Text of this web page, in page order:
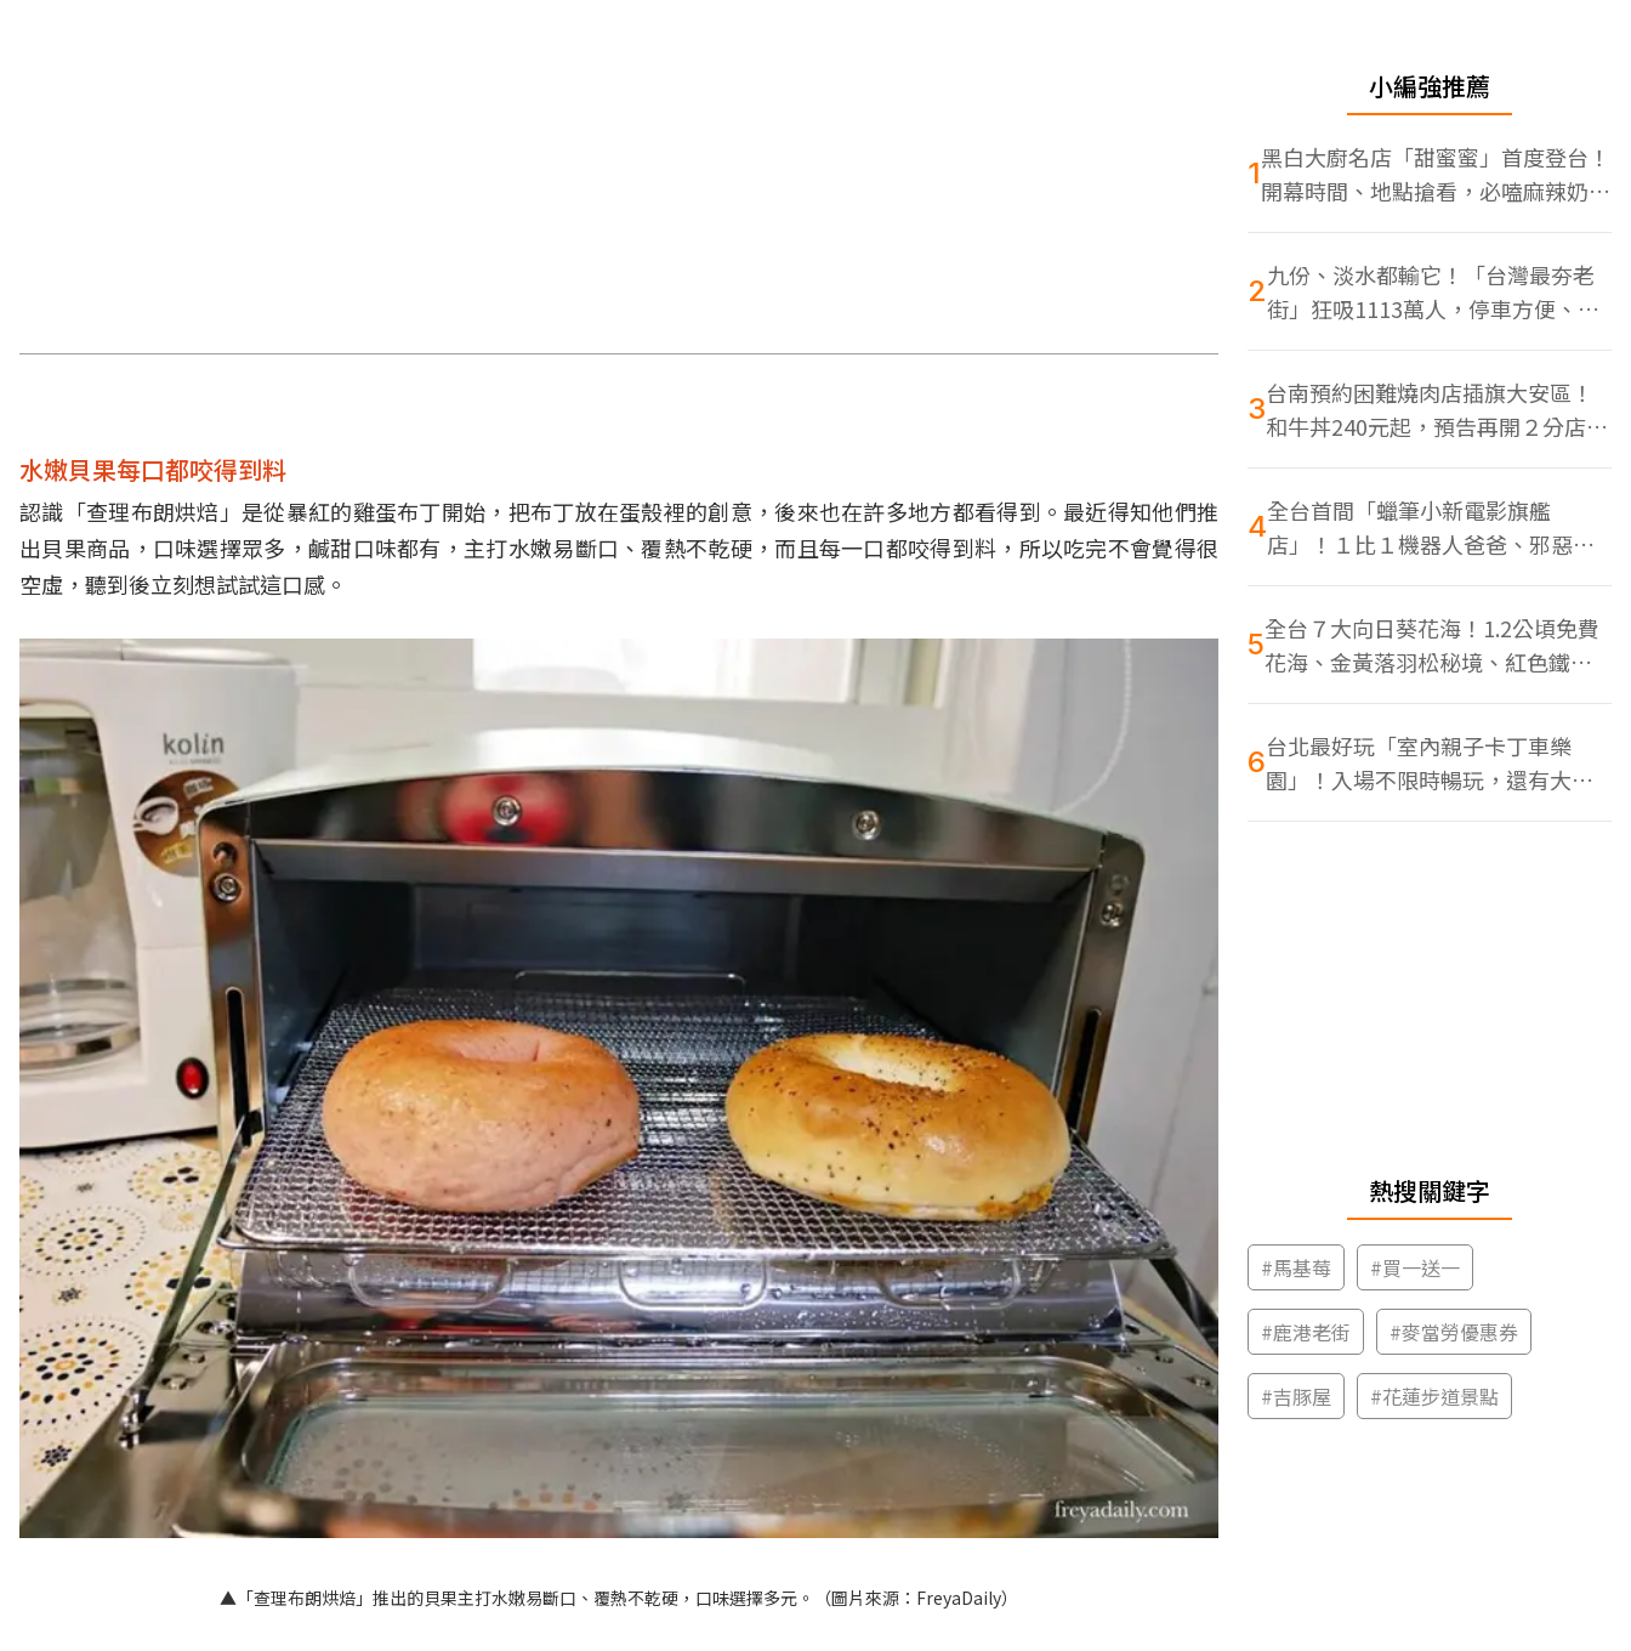
水嫩貝果每口都咬得到料
認識「查理布朗烘焙」是從暴紅的雞蛋布丁開始，把布丁放在蛋殼裡的創意，後來也在許多地方都看得到。最近得知他們推
出貝果商品，口味選擇眾多，鹹甜口味都有，主打水嫩易斷口、覆熱不乾硬，而且每一口都咬得到料，所以吃完不會覺得很
空虛，聽到後立刻想試試這口感。
▲「查理布朗烘焙」推出的貝果主打水嫩易斷口、覆熱不乾硬，口味選擇多元。（圖片來源： FreyaDaily）
小編強推薦
1黑白大廚名店「甜蜜蜜」首度登台！
開幕時間、地點搶看，必嗑麻辣奶油
蝦
2九份、淡水都輸它！「台灣最夯老
街」狂吸1113萬人，停車方便、特
色美食多
3台南預約困難燒肉店插旗大安區！
和牛丼240元起，預告再開２分店、
地點曝光
4全台首間「蠟筆小新電影旗艦
店」！１比１機器人爸爸、邪惡正
男，百款周邊買翻
5全台７大向日葵花海！1.2公頃免費
花海、金黃落羽松秘境、紅色鐵橋
同框
6台北最好玩「室內親子卡丁車樂
園」！入場不限時暢玩，還有大螢
幕Switch遊戲區
熱搜關鍵字
#馬基莓 #買一送一
#鹿港老街 #麥當勞優惠券
#吉豚屋 #花蓮步道景點